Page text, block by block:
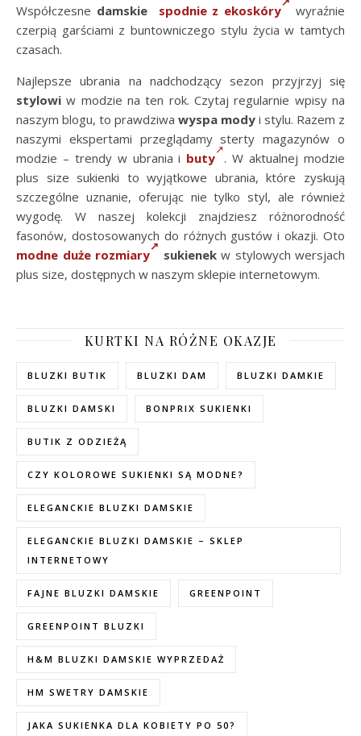
Współczesne damskie spodnie z ekoskóry
wyraźnie
czerpią garściami z buntowniczego stylu życia w tamtych
czasach.
Najlepsze ubrania na nadchodzący sezon przyjrzyj się
stylowi w modzie na ten rok. Czytaj regularnie wpisy na
naszym blogu, to prawdziwa wyspa mody i stylu. Razem z
naszymi ekspertami przeglądamy sterty magazynów o
modzie – trendy w ubrania i buty . W aktualnej modzie
plus size sukienki to wyjątkowe ubrania, które zyskują
szczególne uznanie, oferując nie tylko styl, ale również
wygodę. W naszej kolekcji znajdziesz różnorodność
fasonów, dostosowanych do różnych gustów i okazji. Oto
modne duże rozmiary
sukienekw stylowych wersjach
plus size, dostępnych w naszym sklepie internetowym.
KURTKI NA RÓŻNE OKAZJE
BLUZKI BUTIK BLUZKI DAM BLUZKI DAMKIE
BLUZKI DAMSKI BONPRIX SUKIENKI
BUTIK Z ODZIEŻĄ
CZY KOLOROWE SUKIENKI SĄ MODNE?
ELEGANCKIE BLUZKI DAMSKIE
ELEGANCKIE BLUZKI DAMSKIE – SKLEP
INTERNETOWY
FAJNE BLUZKI DAMSKIE GREENPOINT
GREENPOINT BLUZKI
H&M BLUZKI DAMSKIE WYPRZEDAŻ
HM SWETRY DAMSKIE
JAKA SUKIENKA DLA KOBIETY PO 50?